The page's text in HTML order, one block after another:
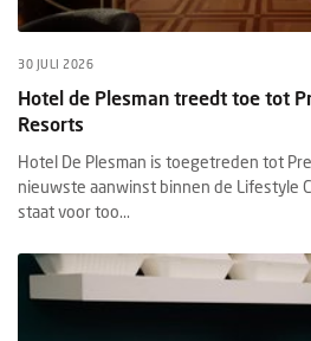
30 JULI 2026
Hotel de Plesman treedt toe tot
Resorts
Hotel De Plesman is toegetreden tot
nieuwste aanwinst binnen de Lifestyle
staat voor too...